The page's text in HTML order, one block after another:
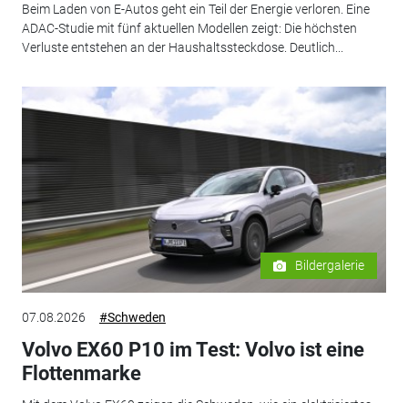
Beim Laden von E-Autos geht ein Teil der Energie verloren. Eine
ADAC-Studie mit fünf aktuellen Modellen zeigt: Die höchsten
Verluste entstehen an der Haushaltssteckdose. Deutlich...
Bildergalerie
07.08.2026 #Schweden
Volvo EX60 P10 im Test: Volvo ist eine
Flottenmarke